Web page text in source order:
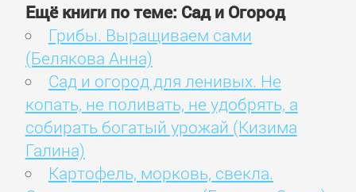
Ещё книги по теме: Сад и Огород
Грибы. Выращиваем сами
(Белякова Анна)
Сад и огород для ленивых. Не
копать, не поливать, не удобрять, а
собирать богатый урожай (Кизима
Галина)
Картофель, морковь, свекла.